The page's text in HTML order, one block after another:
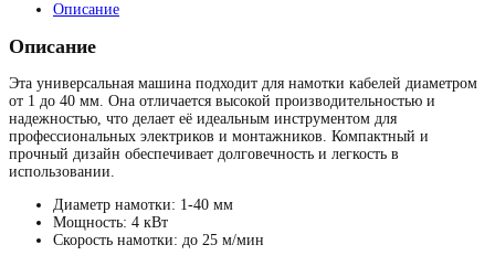
Описание
Описание
Эта универсальная машина подходит для намотки кабелей диаметром
от 1 до 40 мм. Она отличается высокой производительностью и
надежностью, что делает её идеальным инструментом для
профессиональных электриков и монтажников. Компактный и
прочный дизайн обеспечивает долговечность и легкость в
использовании.
Диаметр намотки: 1-40 мм
Мощность: 4 кВт
Скорость намотки: до 25 м/мин